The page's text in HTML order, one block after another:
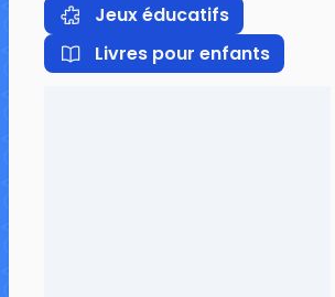
Jeux éducatifs
Livres pour enfants